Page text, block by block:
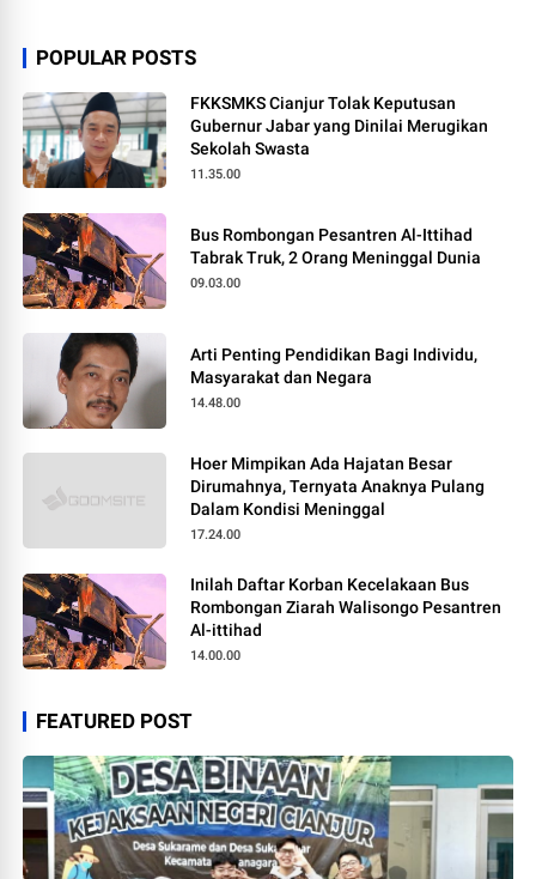
POPULAR POSTS
FKKSMKS Cianjur Tolak Keputusan
Gubernur Jabar yang Dinilai Merugikan
Sekolah Swasta
11.35.00
Bus Rombongan Pesantren Al-Ittihad
Tabrak Truk, 2 Orang Meninggal Dunia
09.03.00
Arti Penting Pendidikan Bagi Individu,
Masyarakat dan Negara
14.48.00
Hoer Mimpikan Ada Hajatan Besar
Dirumahnya, Ternyata Anaknya Pulang
Dalam Kondisi Meninggal
17.24.00
Inilah Daftar Korban Kecelakaan Bus
Rombongan Ziarah Walisongo Pesantren
Al-ittihad
14.00.00
FEATURED POST